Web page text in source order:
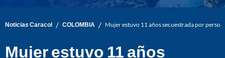
Noticias Caracol / COLOMBIA / Mujer estuvo 11 años secuestrada por
Mujer estuvo 11 años